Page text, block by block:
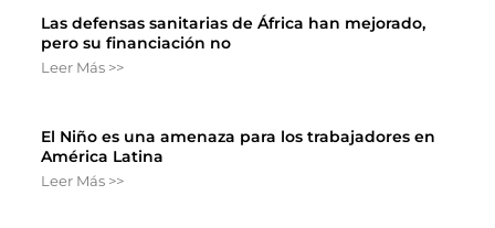
Las defensas sanitarias de África han mejorado,
pero su financiación no
Leer Más >>
El Niño es una amenaza para los trabajadores en
América Latina
Leer Más >>